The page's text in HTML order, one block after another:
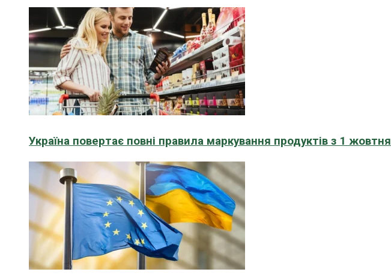
Україна повертає повні правила маркування продуктів з 1 жовтня